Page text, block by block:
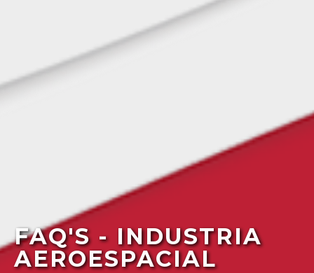
FAQ'S - INDUSTRIA
AEROESPACIAL